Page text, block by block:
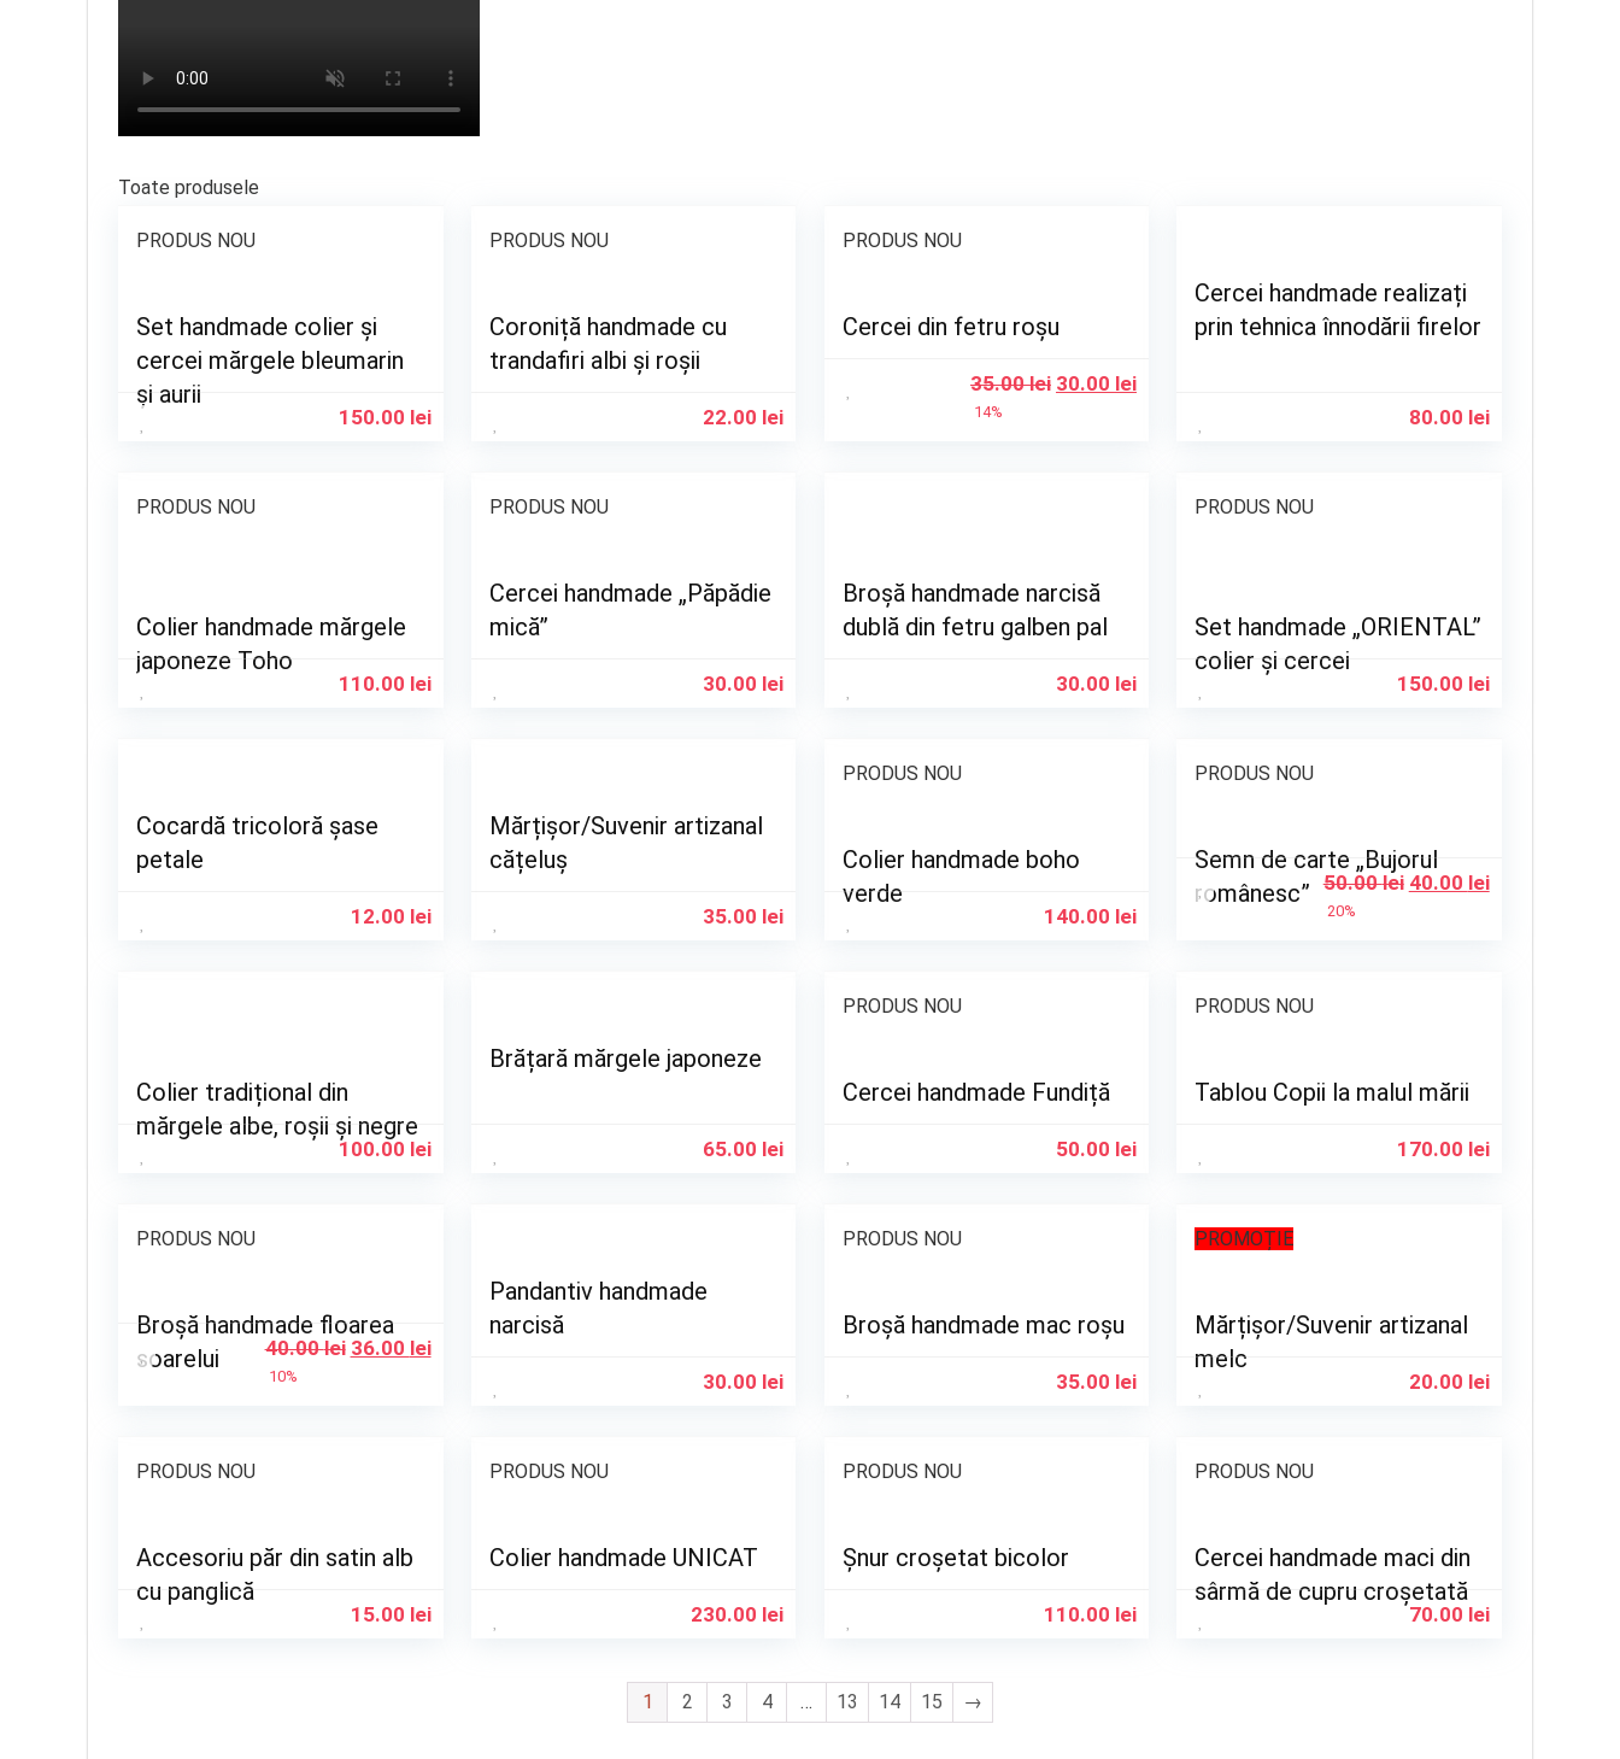
Toate produsele
PRODUS NOU
Set handmade colier și
cercei mărgele bleumarin
și aurii
150.00 lei
PRODUS NOU
Coroniță handmade cu
trandafiri albi și roșii
22.00 lei
PRODUS NOU
Cercei din fetru roșu
35.00lei 30.00 lei
14%
Cercei handmade realizați
prin tehnica înnodării firelor
80.00 lei
PRODUS NOU
Colier handmade mărgele
japoneze Toho
110.00 lei
PRODUS NOU
Cercei handmade „Păpădie
mică”
30.00 lei
Broșă handmade narcisă
dublă din fetru galben pal
30.00 lei
PRODUS NOU
Set handmade „ORIENTAL”
colier și cercei
150.00 lei
Cocardă tricoloră șase
petale
12.00 lei
Mărțișor/Suvenir artizanal
cățeluș
35.00 lei
PRODUS NOU
Colier handmade boho
verde
140.00 lei
PRODUS NOU
Semn de carte „Bujorul
românesc” 50.00lei 40.00 lei
20%
Colier tradițional din
mărgele albe, roșii și negre
100.00 lei
Brățară mărgele japoneze
65.00 lei
PRODUS NOU
Cercei handmade Fundiță
50.00 lei
PRODUS NOU
Tablou Copii la malul mării
170.00 lei
PRODUS NOU
Broșă handmade floarea
soarelui
40.00lei 36.00 lei
10%
Pandantiv handmade
narcisă
30.00 lei
PRODUS NOU
Broșă handmade mac roșu
35.00 lei
PROMOȚIE
Mărțișor/Suvenir artizanal
melc
20.00 lei
PRODUS NOU
Accesoriu păr din satin alb
cu panglică
15.00 lei
PRODUS NOU
Colier handmade UNICAT
230.00 lei
PRODUS NOU
Șnur croșetat bicolor
110.00 lei
PRODUS NOU
Cercei handmade maci din
sârmă de cupru croșetată
70.00 lei
1 2 3 4 … 13 14 15 →